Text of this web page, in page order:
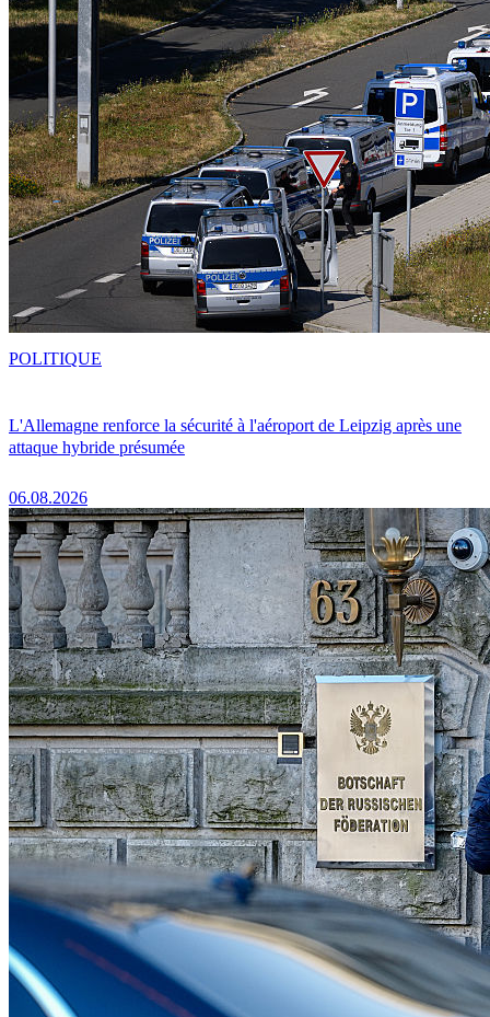
L'Allemagne renforce la sécurité à l'aéroport de Leipzig après une
attaque hybride présumée
06.08.2026
POLITIQUE